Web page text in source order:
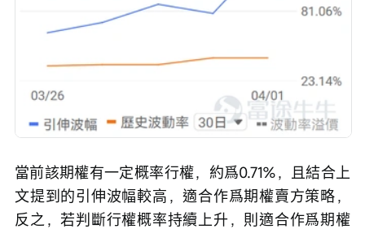
當前該期權有一定概率行權，約爲0.71%，且結合上
文提到的引伸波幅較高，適合作爲期權賣方策略，
反之，若判斷行權概率持續上升，則適合作爲期權